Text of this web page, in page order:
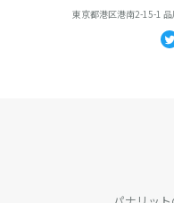
東京都港区港南2-15-1